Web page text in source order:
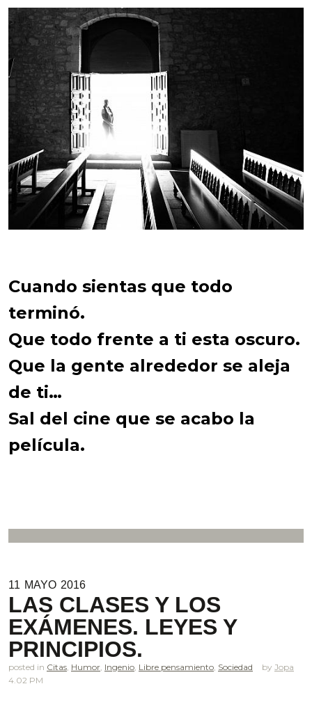
Cuando sientas que todo
terminó.
Que todo frente a ti esta oscuro.
Que la gente alrededor se aleja
de ti…
Sal del cine que se acabo la
película.
11 MAYO 2016
LAS CLASES Y LOS
EXÁMENES. LEYES Y
PRINCIPIOS.
posted in Citas Humor Ingenio Libre pensamiento Sociedad
Jopa
4.02 PM